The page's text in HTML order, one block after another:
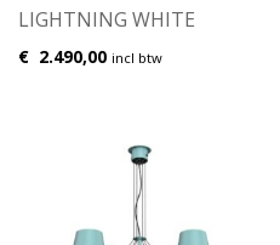
LIGHTNING WHITE
€ 2.490,00 incl btw